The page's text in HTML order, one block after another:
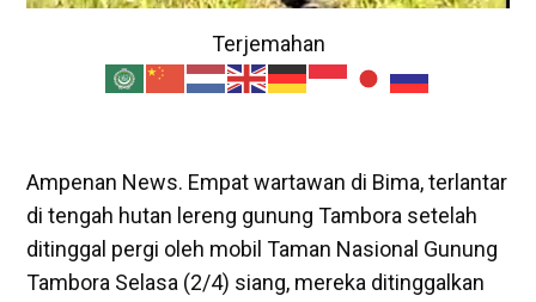
Terjemahan
Ampenan News. Empat wartawan di Bima, terlantar
di tengah hutan lereng gunung Tambora setelah
ditinggal pergi oleh mobil Taman Nasional Gunung
Tambora Selasa (2/4) siang, mereka ditinggalkan